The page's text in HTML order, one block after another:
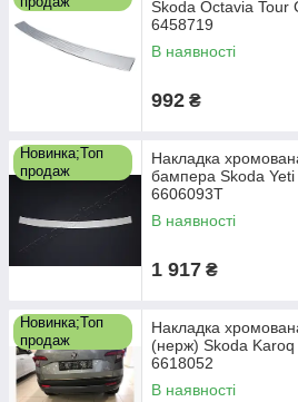
Skoda Octavia Tour
6458719
В наявності
992 ₴
Новинка;Топ
продаж
Накладка
бампера Skoda
6606093T
В наявності
1 917 ₴
Новинка;Топ
продаж
Накладка
(нерж) Skoda
6618052
В наявності